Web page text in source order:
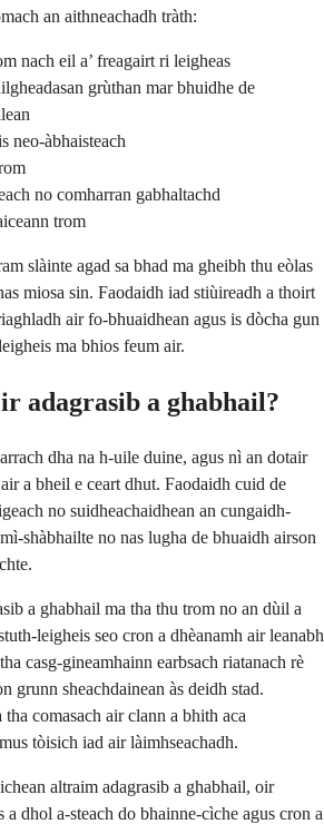
an aithneachadh tràth:
nach eil a’ freagairt ri leigheas
grùthan mar bhuidhe de
neo-àbhaisteach
no comharran gabhaltachd
trom
slàinte agad sa bhad ma gheibh thu eòlas
miosa sin. Faodaidh iad stiùireadh a thoirt
air fo-bhuaidhean agus is dòcha gun
ma bhios feum air.
adagrasib a ghabhail?
dha na h-uile duine, agus nì an dotair
a bheil e ceart dhut. Faodaidh cuid de
no suidheachaidhean an cungaidh-
shàbhailte no nas lugha de bhuaidh airson
a ghabhail ma tha thu trom no an dùil a
leigheis seo cron a dhèanamh air leanabh
casg-gineamhainn earbsach riatanach rè
grunn sheachdainean às deidh stad.
comasach air clann a bhith aca
tòisich iad air làimhseachadh.
altraim adagrasib a ghabhail, oir
dhol a-steach do bhainne-cìche agus cron a